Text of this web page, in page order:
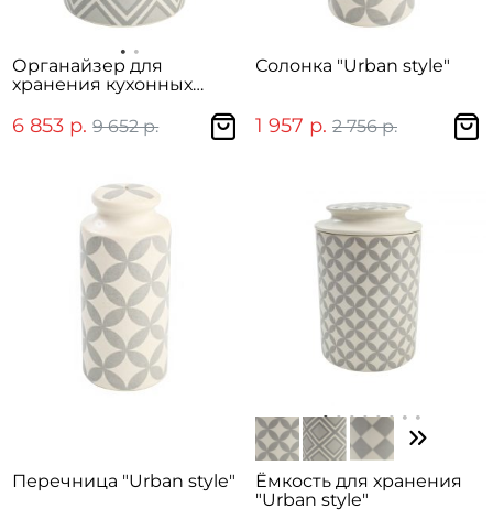
Органайзер для
хранения кухонных
"Urban style"
6 853 р. 9 652 р.
Солонка "Urban style"
1 957 р. 2 756 р.
Перечница "Urban style"
Ёмкость для хранения
"Urban style"